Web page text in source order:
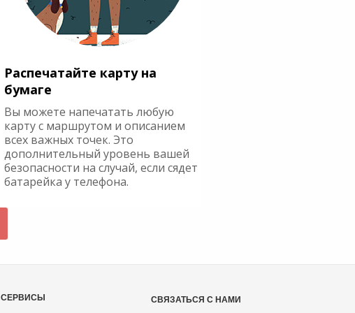
Распечатайте карту на
бумаге
Вы можете напечатать любую
карту с маршрутом и описанием
всех важных точек. Это
дополнительный уровень вашей
безопасности на случай, если сядет
батарейка у телефона.
СЕРВИСЫ СВЯЗАТЬСЯ С НАМИ